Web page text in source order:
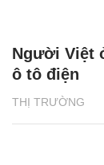
THỊ TRƯỜNG
Người Việt
ô tô điện